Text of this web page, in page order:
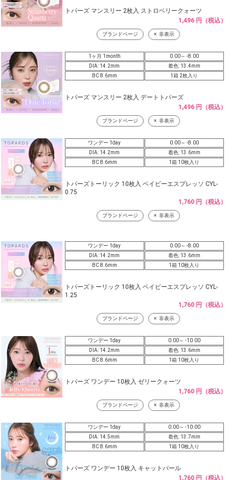
トパーズ マンスリー 2枚入 ストロベリークォーツ
1,496 円（税込）
ブランドページ 非表示
1ヶ月 1month
0.00～ -8.00
DIA: 14.2mm
着色: 13.4mm
BC 8.6mm
1箱 2枚入り
トパーズ マンスリー 2枚入 デートトパーズ
1,496 円（税込）
ブランドページ 非表示
ワンデー 1day
0.00～ -8.00
DIA: 14.2mm
着色: 13.6mm
BC 8.6mm
1箱 10枚入り
トパーズトーリック 10枚入 ベイビーエスプレッソ CYL-
0.75
1,760 円（税込）
ブランドページ 非表示
ワンデー 1day
0.00～ -8.00
DIA: 14.2mm
着色: 13.6mm
BC 8.6mm
1箱 10枚入り
トパーズトーリック 10枚入 ベイビーエスプレッソ CYL-
1.25
1,760 円（税込）
ブランドページ 非表示
ワンデー 1day
0.00～ -10.00
DIA: 14.2mm
着色: 13.6mm
BC 8.6mm
1箱 10枚入り
トパーズ ワンデー 10枚入 ゼリークォーツ
1,760 円（税込）
ブランドページ 非表示
ワンデー 1day
0.00～ -10.00
DIA: 14.5mm
着色: 13.7mm
BC 8.6mm
1箱 10枚入り
トパーズ ワンデー 10枚入 キャットパール
1,760 円（税込）